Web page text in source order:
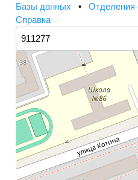
Базы данных • Отделения
Справка